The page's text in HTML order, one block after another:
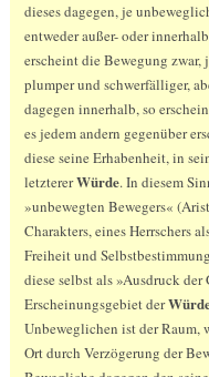
dieses dagegen, je
entweder außer- oder
erscheint die Bewegung zwar,
plumper und schwerfälliger,
dagegen innerhalb, so
es jedem andern gegenüber
diese seine Erhabenheit, in
letztererWürde. In diesem
»unbewegten Bewegers«
Charakters, eines Herrschers
Freiheit und
diese selbst als »Ausdruck
Erscheinungsgebiet der
Unbeweglichen ist der Raum,
Ort durch Verzögerung der